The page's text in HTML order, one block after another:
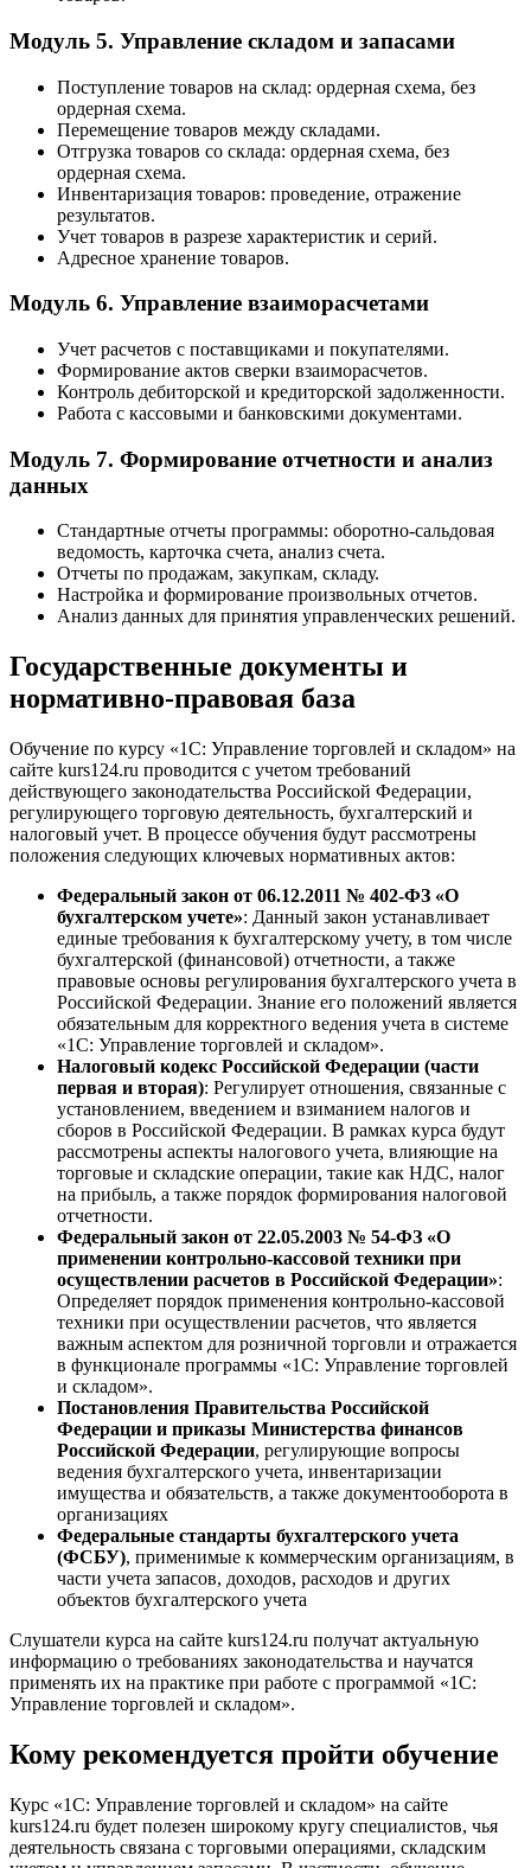
Модуль 5. Управление складом и запасами
Поступление товаров на склад: ордерная схема, без
ордерная схема.
Перемещение товаров между складами.
Отгрузка товаров со склада: ордерная схема, без
ордерная схема.
Инвентаризация товаров: проведение, отражение
результатов.
Учет товаров в разрезе характеристик и серий.
Адресное хранение товаров.
Модуль 6. Управление взаиморасчетами
Учет расчетов с поставщиками и покупателями.
Формирование актов сверки взаиморасчетов.
Контроль дебиторской и кредиторской задолженности.
Работа с кассовыми и банковскими документами.
Модуль 7. Формирование отчетности и анализ
данных
Стандартные отчеты программы: оборотно-сальдовая
ведомость, карточка счета, анализ счета.
Отчеты по продажам, закупкам, складу.
Настройка и формирование произвольных отчетов.
Анализ данных для принятия управленческих решений.
Государственные документы и
нормативно-правовая база
Обучение по курсу «1С: Управление торговлей и складом» на
сайте kurs124.ru проводится с учетом требований
действующего законодательства Российской Федерации,
регулирующего торговую деятельность, бухгалтерский и
налоговый учет. В процессе обучения будут рассмотрены
положения следующих ключевых нормативных актов:
Федеральный закон от 06.12.2011 № 402-ФЗ «О
бухгалтерском учете»: Данный закон устанавливает
единые требования к бухгалтерскому учету, в том числе
бухгалтерской (финансовой) отчетности, а также
правовые основы регулирования бухгалтерского учета в
Российской Федерации. Знание его положений является
обязательным для корректного ведения учета в системе
«1С: Управление торговлей и складом».
Налоговый кодекс Российской Федерации (части
первая и вторая): Регулирует отношения, связанные с
установлением, введением и взиманием налогов и
сборов в Российской Федерации. В рамках курса будут
рассмотрены аспекты налогового учета, влияющие на
торговые и складские операции, такие как НДС, налог
на прибыль, а также порядок формирования налоговой
отчетности.
Федеральный закон от 22.05.2003 № 54-ФЗ «О
применении контрольно-кассовой техники при
осуществлении расчетов в Российской Федерации»:
Определяет порядок применения контрольно-кассовой
техники при осуществлении расчетов, что является
важным аспектом для розничной торговли и отражается
в функционале программы «1С: Управление торговлей
и складом».
Постановления Правительства Российской
Федерации и приказы Министерства финансов
Российской Федерации, регулирующие вопросы
ведения бухгалтерского учета, инвентаризации
имущества и обязательств, а также документооборота в
организациях
Федеральные стандарты бухгалтерского учета
(ФСБУ), применимые к коммерческим организациям, в
части учета запасов, доходов, расходов и других
объектов бухгалтерского учета
Слушатели курса на сайте kurs124.ru получат актуальную
информацию о требованиях законодательства и научатся
применять их на практике при работе с программой «1С:
Управление торговлей и складом».
Кому рекомендуется пройти обучение
Курс «1С: Управление торговлей и складом» на сайте
kurs124.ru будет полезен широкому кругу специалистов, чья
деятельность связана с торговыми операциями, складским